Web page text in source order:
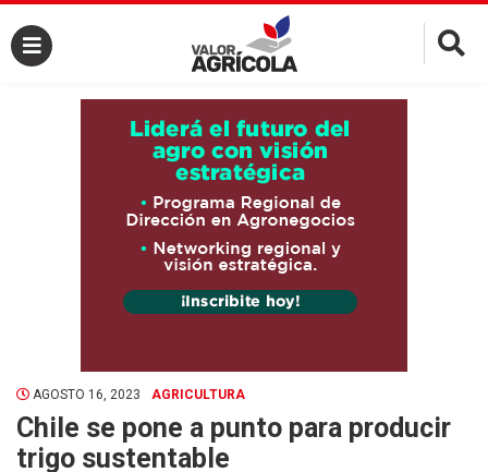
×
AGOSTO 16, 2023 AGRICULTURA
Chile se pone a punto para producir
trigo sustentable